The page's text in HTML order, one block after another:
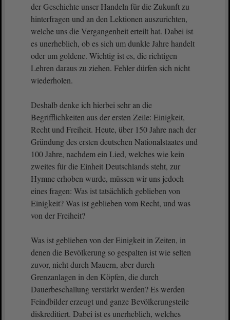
der Geschichte unser Handeln für die Zukunft zu
hinterfragen und an den Lektionen auszurichten,
welche uns die Vergangenheit erteilt hat. Dabei ist
es unerheblich, ob es sich um dunkle Jahre handelt
oder um goldene. Wichtig ist es, die richtigen
Lehren daraus zu ziehen. Fehler dürfen sich nicht
wiederholen.
Deshalb denke ich hierbei sehr an die
Begrifflichkeiten aus der ersten Zeile: Einigkeit,
Recht und Freiheit. Heute, über 150 Jahre nach der
Gründung des ersten deutschen Nationalstaates und
100 Jahre, nachdem ein Lied, welches wie kein
zweites für die Einheit Deutschlands steht, zur
Hymne erhoben wurde, müssen wir uns jedoch
eines fragen: Was ist tatsächlich geblieben von
Einigkeit? Was ist geblieben vom Recht, und was
von der Freiheit?
Was ist geblieben von der Einigkeit in Zeiten, in
denen die Bevölkerung so gespalten ist wie selten
zuvor, nicht durch Mauern, aber durch
Grenzanlagen in den Köpfen, die durch
Dauerbeschallung verstärkt werden? Es werden
Feindbilder erzeugt und ganze Bevölkerungsteile
diskreditiert. Dabei ist es unerheblich, welches